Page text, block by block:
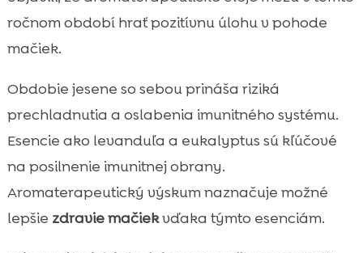
ročnom období hrať pozitívnu úlohu v pohode
mačiek.
Obdobie jesene so sebou prináša riziká
prechladnutia a oslabenia imunitného systému.
Esencie ako levanduľa a eukalyptus sú kľúčové
na posilnenie imunitnej obrany.
Aromaterapeutický výskum naznačuje možné
lepšie zdravie mačiekvďaka týmto esenciám.